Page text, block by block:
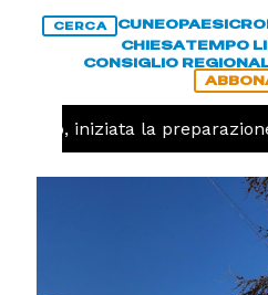
CERCA CUNEOPAESI
CHIESATEMPO
CONSIGLIO
iniziata la preparazione